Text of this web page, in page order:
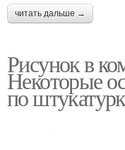
читать дальше →
Рисунок в
Некоторые
по